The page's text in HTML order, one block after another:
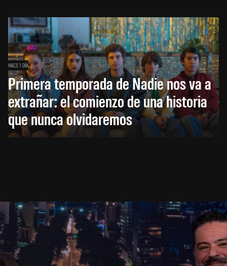
HACE 1 DÍA
Primera temporada de Nadie nos va a
extrañar: el comienzo de una historia
que nunca olvidaremos